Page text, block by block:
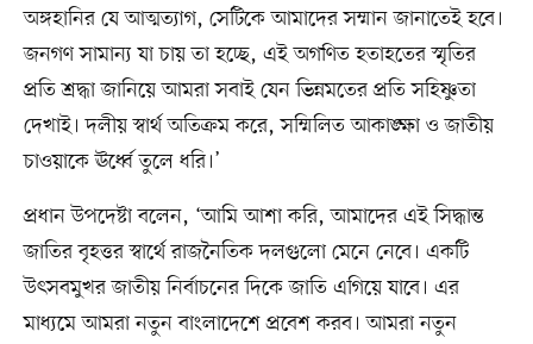
অঙ্গহানির যে আত্মত্যাগ, সেটিকে আমাদের সম্মান জানাতেই হবে।
জনগণ সামান্য যা চায় তা হচ্ছে, এই অগণিত হতাহতের স্মৃতির
প্রতি শ্রদ্ধা জানিয়ে আমরা সবাই যেন ভিন্নমতের প্রতি সহিষ্ণুতা
দেখাই। দলীয় স্বার্থ অতিক্রম করে, সম্মিলিত আকাঙ্ক্ষা ও জাতীয়
চাওয়াকে ঊর্ধ্বে তুলে ধরি।’
প্রধান উপদেষ্টা বলেন, ‘আমি আশা করি, আমাদের এই সিদ্ধান্ত
জাতির বৃহত্তর স্বার্থে রাজনৈতিক দলগুলো মেনে নেবে। একটি
উৎসবমুখর জাতীয় নির্বাচনের দিকে জাতি এগিয়ে যাবে। এর
মাধ্যমে আমরা নতুন বাংলাদেশে প্রবেশ করব। আমরা নতুন